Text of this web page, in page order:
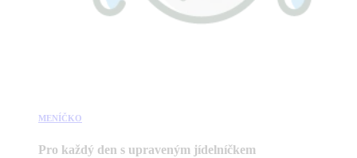
MENÍČKO
Pro každý den s upraveným jídelníčkem